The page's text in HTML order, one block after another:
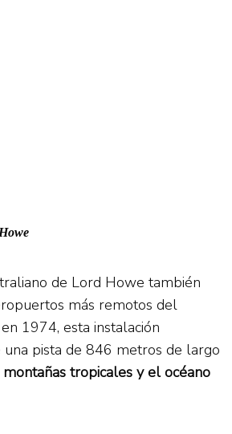
de Lord Howe también
más remotos del
1974, esta instalación
pista de 846 metros de largo
tropicales y el océano